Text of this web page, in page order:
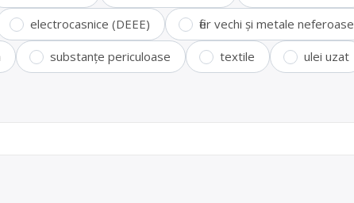
electrocasnice (DEEE) fier vechi și metale neferoase
substanțe periculoase textile ulei uzat